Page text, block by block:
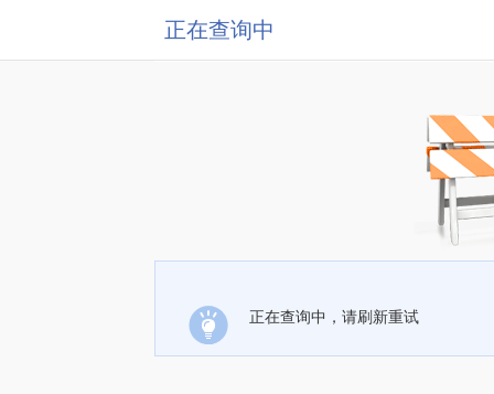
正在查询中
正在查询中，请刷新重试